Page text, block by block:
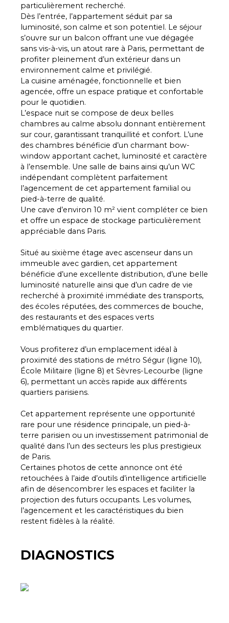
particulièrement recherché.
Dès l’entrée, l’appartement séduit par sa
luminosité, son calme et son potentiel. Le séjour
s’ouvre sur un balcon offrant une vue dégagée
sans vis-à-vis, un atout rare à Paris, permettant de
profiter pleinement d’un extérieur dans un
environnement calme et privilégié.
La cuisine aménagée, fonctionnelle et bien
agencée, offre un espace pratique et confortable
pour le quotidien.
L’espace nuit se compose de deux belles
chambres au calme absolu donnant entièrement
sur cour, garantissant tranquillité et confort. L’une
des chambres bénéficie d’un charmant bow-
window apportant cachet, luminosité et caractère
à l’ensemble. Une salle de bains ainsi qu’un WC
indépendant complètent parfaitement
l’agencement de cet appartement familial ou
pied-à-terre de qualité.
Une cave d’environ 10 m² vient compléter ce bien
et offre un espace de stockage particulièrement
appréciable dans Paris.
Situé au sixième étage avec ascenseur dans un
immeuble avec gardien, cet appartement
bénéficie d’une excellente distribution, d’une belle
luminosité naturelle ainsi que d’un cadre de vie
recherché à proximité immédiate des transports,
des écoles réputées, des commerces de bouche,
des restaurants et des espaces verts
emblématiques du quartier.
Vous profiterez d’un emplacement idéal à
proximité des stations de métro Ségur (ligne 10),
École Militaire (ligne 8) et Sèvres-Lecourbe (ligne
6), permettant un accès rapide aux différents
quartiers parisiens.
Cet appartement représente une opportunité
rare pour une résidence principale, un pied-à-
terre parisien ou un investissement patrimonial de
qualité dans l’un des secteurs les plus prestigieux
de Paris.
Certaines photos de cette annonce ont été
retouchées à l’aide d’outils d’intelligence artificielle
afin de désencombrer les espaces et faciliter la
projection des futurs occupants. Les volumes,
l’agencement et les caractéristiques du bien
restent fidèles à la réalité.
DIAGNOSTICS